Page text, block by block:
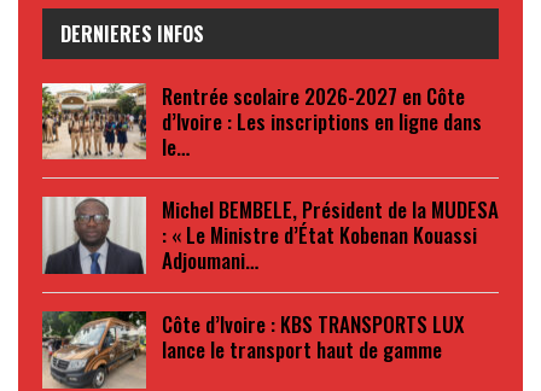
DERNIERES INFOS
Rentrée scolaire 2026-2027 en Côte
d’Ivoire : Les inscriptions en ligne dans
le…
Michel BEMBELE, Président de la MUDESA
: « Le Ministre d’État Kobenan Kouassi
Adjoumani…
Côte d’Ivoire : KBS TRANSPORTS LUX
lance le transport haut de gamme